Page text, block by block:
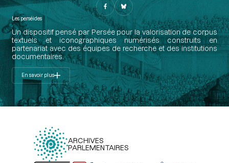
Les perséides
Un dispositif pensé par Persée pour la valorisation de corpus
textuels et iconographiques numérisés construits en
partenariat avec des équipes de recherche et des institutions
documentaires.
En savoir plus
ARCHIVES
PARLEMENTAIRES